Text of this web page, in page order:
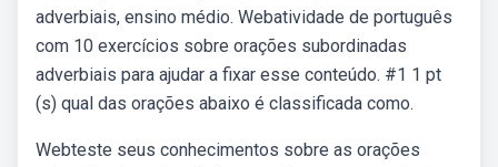
adverbiais, ensino médio. Webatividade de português
com 10 exercícios sobre orações subordinadas
adverbiais para ajudar a fixar esse conteúdo. #1 1 pt
(s) qual das orações abaixo é classificada como.
Webteste seus conhecimentos sobre as orações